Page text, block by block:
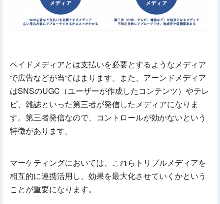
ペイドメディアとは支払いを必要とするようなメディア
で広告などが当てはまります。また、アーンドメディア
はSNSのUGC（ユーザーが作成したコンテンツ）やテレ
ビ、雑誌といった第三者が発信したメディアになりま
す。第三者発信なので、コントロールが効かないという
特徴があります。
マーケティングにおいては、これらトリプルメディアを
相互的に連携活用し、効果を最大化させていくかという
ことが重要になります。